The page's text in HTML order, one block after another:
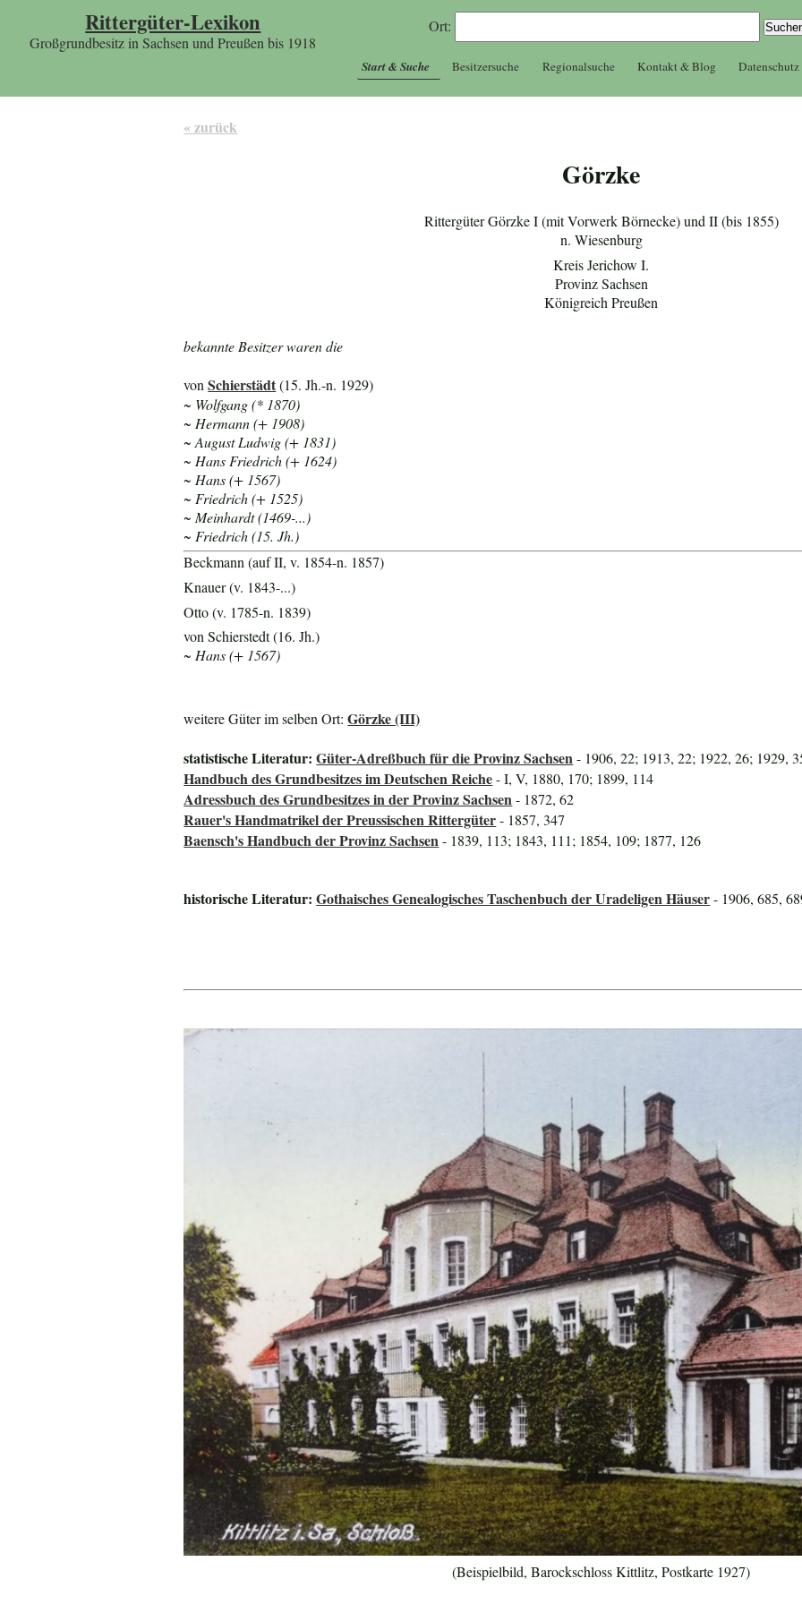
Rittergüter-Lexikon
Großgrundbesitz in Sachsen und Preußen bis 1918
Ort:
Start & Suche Besitzersuche Regionalsuche Kontakt & Blog Datenschutz
« zurück
Görzke
Rittergüter Görzke I (mit Vorwerk Börnecke) und II (bis 1855)
n. Wiesenburg
Kreis Jerichow I.
Provinz Sachsen
Königreich Preußen
bekannte Besitzer waren die
vonSchierstädt(15. Jh.-n. 1929)
~ Wolfgang (* 1870)
~ Hermann (+ 1908)
~ August Ludwig (+ 1831)
~ Hans Friedrich (+ 1624)
~ Hans (+ 1567)
~ Friedrich (+ 1525)
~ Meinhardt (1469-...)
~ Friedrich (15. Jh.)
Beckmann (auf II, v. 1854-n. 1857)
Knauer (v. 1843-...)
Otto (v. 1785-n. 1839)
von Schierstedt (16. Jh.)
~ Hans (+ 1567)
weitere Güter im selben Ort:Görzke (III)
statistische Literatur:Güter-Adreßbuch für die Provinz Sachsen- 1906, 22; 1913, 22; 1922, 26; 1929,
Handbuch des Grundbesitzes im Deutschen Reiche- I, V, 1880, 170; 1899, 114
Adressbuch des Grundbesitzes in der Provinz Sachsen- 1872, 62
Rauer's Handmatrikel der Preussischen Rittergüter- 1857, 347
Baensch's Handbuch der Provinz Sachsen- 1839, 113; 1843, 111; 1854, 109; 1877, 126
historische Literatur:Gothaisches Genealogisches Taschenbuch der Uradeligen Häuser- 1906, 685,
(Beispielbild, Barockschloss Kittlitz, Postkarte 1927)